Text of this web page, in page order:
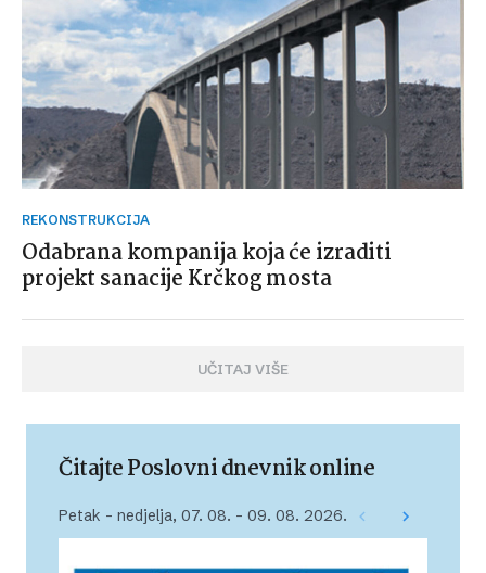
REKONSTRUKCIJA
Odabrana kompanija koja će izraditi
projekt sanacije Krčkog mosta
UČITAJ VIŠE
Čitajte Poslovni dnevnik online
Petak – nedjelja, 07. 08. – 09. 08. 2026.